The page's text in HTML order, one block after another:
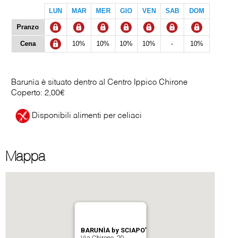
LUN MAR MER GIO VEN SAB DOM
Pranzo
Cena 10% 10% 10% 10% - 10%
Barunìa è situato dentro al Centro Ippico Chirone
Coperto: 2,00€
Disponibili alimenti per celiaci
Mappa